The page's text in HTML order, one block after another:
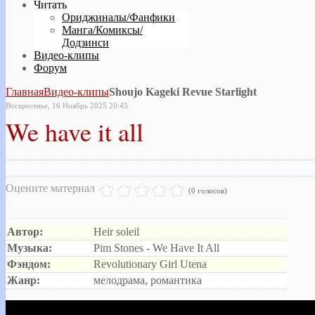
Читать
Ориджиналы/Фанфики
Манга/Комиксы/
Додзинси
Видео-клипы
Форум
ГлавнаяВидео-клипыShoujo Kageki Revue Starlight
Воскресенье, 16 Ноябрь 2025 20:45
We have it all
Оцените материал (0 голосов)
Автор:
Heir soleil
Музыка:
Pim Stones - We Have It All
Фэндом:
Revolutionary Girl Utena
Жанр:
мелодрама, романтика